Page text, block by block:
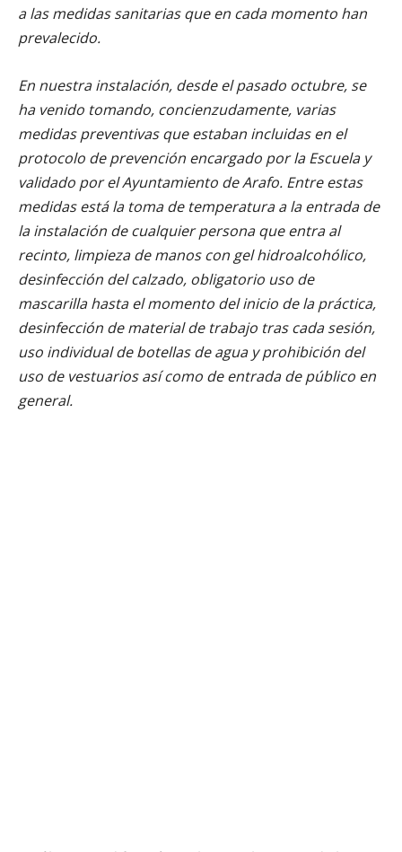
a las medidas sanitarias que en cada momento han
prevalecido.
En nuestra instalación, desde el pasado octubre, se
ha venido tomando, concienzudamente, varias
medidas preventivas que estaban incluidas en el
protocolo de prevención encargado por la Escuela y
validado por el Ayuntamiento de Arafo. Entre estas
medidas está la toma de temperatura a la entrada de
la instalación de cualquier persona que entra al
recinto, limpieza de manos con gel hidroalcohólico,
desinfección del calzado, obligatorio uso de
mascarilla hasta el momento del inicio de la práctica,
desinfección de material de trabajo tras cada sesión,
uso individual de botellas de agua y prohibición del
uso de vestuarios así como de entrada de público en
general.